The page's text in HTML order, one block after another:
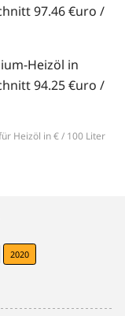
97.46 €uro /
Heizöl in
94.25 €uro /
Heizöl in € / 100 Liter
2020